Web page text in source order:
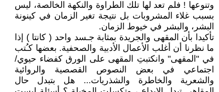
وتنوعها ! فلم تعد لها تلك الطراوة والنكهة الخالصة، ليس
بسبب غلاء المشروبات بل نتيجة تغير الزمان في كينونة
البشر، والبشر في خيوط الزمان.
تأكيدا بأن المقهى والجريدة بمثابة جـسد واحد ( كانتا ) إذا
ما نظرنا أن أغلب الأعمال الأدبية والصحفية. بعضها كـُتب
في "المقهى" وانكتبتِ المقهى على الورق كفضاء حيوي/
اجتماعي في بعض النصوص القصصية والروائية
والشعرية والخاطرة والشذريات... هل بتبدل حال